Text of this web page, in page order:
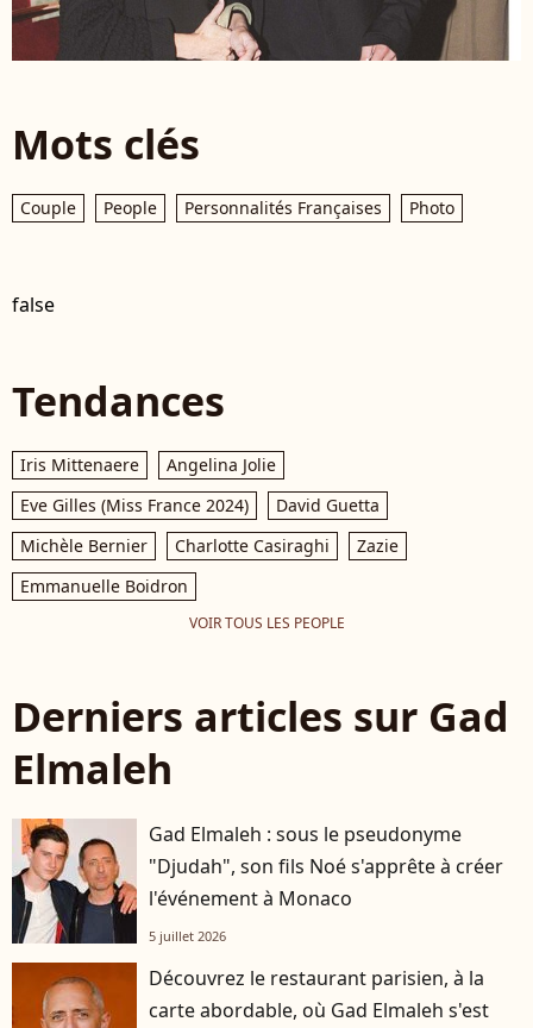
Mots clés
Couple People Personnalités Françaises Photo
false
Tendances
Iris Mittenaere
Angelina Jolie
Eve Gilles (Miss France 2024)
David Guetta
Michèle Bernier
Charlotte Casiraghi
Zazie
Emmanuelle Boidron
VOIR TOUS LES PEOPLE
Derniers articles sur Gad
Elmaleh
Gad Elmaleh : sous le pseudonyme
"Djudah", son fils Noé s'apprête à créer
l'événement à Monaco
5 juillet 2026
Découvrez le restaurant parisien, à la
carte abordable, où Gad Elmaleh s'est